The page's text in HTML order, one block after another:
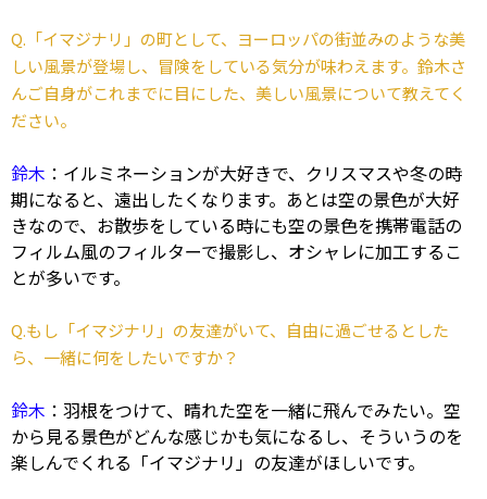
Q.「イマジナリ」の町として、ヨーロッパの街並みのような美
しい風景が登場し、冒険をしている気分が味わえます。鈴木さ
んご自身がこれまでに目にした、美しい風景について教えてく
ださい。
鈴木 ：イルミネーションが大好きで、クリスマスや冬の時
期になると、遠出したくなります。あとは空の景色が大好
きなので、お散歩をしている時にも空の景色を携帯電話の
フィルム風のフィルターで撮影し、オシャレに加工するこ
とが多いです。
Q.もし「イマジナリ」の友達がいて、自由に過ごせるとした
ら、一緒に何をしたいですか？
鈴木 ：羽根をつけて、晴れた空を一緒に飛んでみたい。空
から見る景色がどんな感じかも気になるし、そういうのを
楽しんでくれる「イマジナリ」の友達がほしいです。